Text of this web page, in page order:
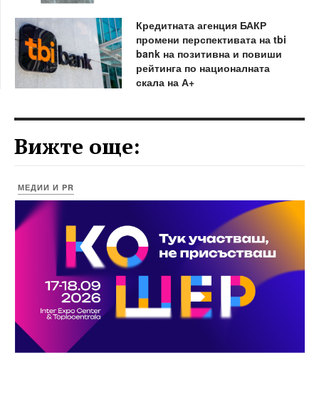
Кредитната агенция БАКР
промени перспективата на tbi
bank на позитивна и повиши
рейтинга по националната
скала на А+
Вижте още:
МЕДИИ И PR